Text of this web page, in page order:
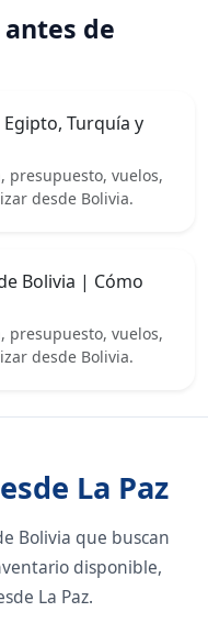
de
Turquía y
presupuesto, vuelos,
desde Bolivia.
Bolivia | Cómo
presupuesto, vuelos,
desde Bolivia.
La Paz
Bolivia que buscan
disponible,
La Paz.